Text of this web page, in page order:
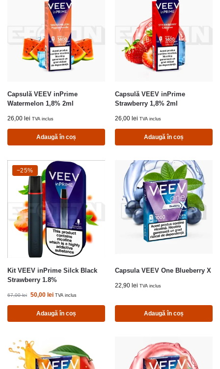
Capsulă VEEV inPrime
Watermelon 1,8% 2ml
26,00 lei TVA inclus
Adaugă în coș
Capsulă VEEV inPrime
Strawberry 1,8% 2ml
26,00 lei TVA inclus
Adaugă în coș
-25%
−25%
Kit VEEV inPrime Silck Black
Strawberry 1.8%
67,00lei 50,00 lei TVA inclus
Adaugă în coș
Capsula VEEV One Blueberry X
22,90 lei TVA inclus
Adaugă în coș